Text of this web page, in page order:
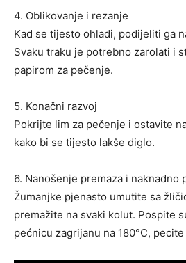
4. Oblikovanje i rezanje
Kad se tijesto ohladi, podijeliti ga
Svaku traku je potrebno zarolati i
papirom za pečenje.
5. Konačni razvoj
Pokrijte lim za pečenje i ostavite
kako bi se tijesto lakše diglo.
6. Nanošenje premaza i naknadno
Žumanjke pjenasto umutite sa
premažite na svaki kolut. Pospite
pećnicu zagrijanu na 180°C,